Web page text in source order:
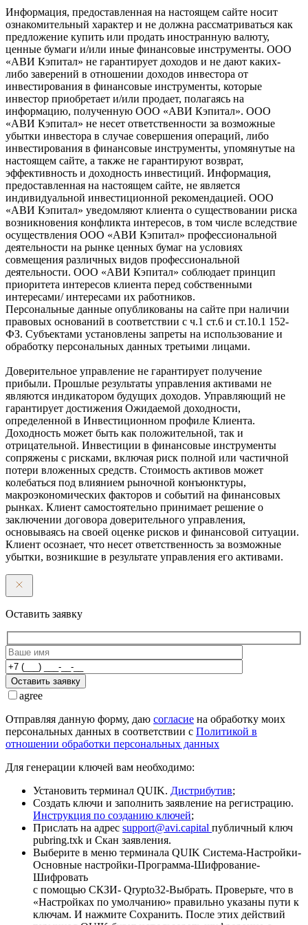
Информация, предоставленная на настоящем сайте носит
ознакомительный характер и не должна рассматриваться как
предложение купить или продать иностранную валюту,
ценные бумаги и/или иные финансовые инструменты. ООО
«АВИ Кэпитал» не гарантирует доходов и не дают каких-
либо заверений в отношении доходов инвестора от
инвестирования в финансовые инструменты, которые
инвестор приобретает и/или продает, полагаясь на
информацию, полученную ООО «АВИ Кэпитал». ООО
«АВИ Кэпитал» не несет ответственности за возможные
убытки инвестора в случае совершения операций, либо
инвестирования в финансовые инструменты, упомянутые на
настоящем сайте, а также не гарантируют возврат,
эффективность и доходность инвестиций. Информация,
предоставленная на настоящем сайте, не является
индивидуальной инвестиционной рекомендацией. ООО
«АВИ Кэпитал» уведомляют клиента о существовании риска
возникновения конфликта интересов, в том числе вследствие
осуществления ООО «АВИ Кэпитал» профессиональной
деятельности на рынке ценных бумаг на условиях
совмещения различных видов профессиональной
деятельности. ООО «АВИ Кэпитал» соблюдает принцип
приоритета интересов клиента перед собственными
интересами/ интересами их работников.
Персональные данные опубликованы на сайте при наличии
правовых оснований в соответствии с ч.1 ст.6 и ст.10.1 152-
ФЗ. Субъектами установлены запреты на использование и
обработку персональных данных третьими лицами.
Доверительное управление не гарантирует получение
прибыли. Прошлые результаты управления активами не
являются индикатором будущих доходов. Управляющий не
гарантирует достижения Ожидаемой доходности,
определенной в Инвестиционном профиле Клиента.
Доходность может быть как положительной, так и
отрицательной. Инвестиции в финансовые инструменты
сопряжены с рисками, включая риск полной или частичной
потери вложенных средств. Стоимость активов может
колебаться под влиянием рыночной конъюнктуры,
макроэкономических факторов и событий на финансовых
рынках. Клиент самостоятельно принимает решение о
заключении договора доверительного управления,
основываясь на своей оценке рисков и финансовой ситуации.
Клиент осознает, что несет ответственность за возможные
убытки, возникшие в результате управления его активами.
Оставить заявку
Оставить заявку
agree
Отправляя данную форму, даю согласие на обработку моих
персональных данных в соответствии с Политикой в
отношении обработки персональных данных
Для генерации ключей вам необходимо:
Установить терминал QUIK. Дистрибутив;
Создать ключи и заполнить заявление на регистрацию.
Инструкция по созданию ключей;
Прислать на адрес support@avi.capital публичный ключ
pubring.txk и Скан заявления.
Выберите в меню терминала QUIK Система-Настройки-
Основные настройки-Программа-Шифрование-
Шифровать
с помощью СКЗИ- Qrypto32-Выбрать. Проверьте, что в
«Настройках по умолчанию» правильно указаны пути к
ключам. И нажмите Сохранить. После этих действий